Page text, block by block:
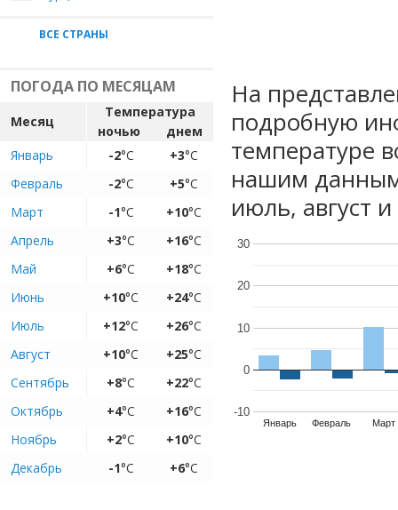
ВСЕ СТРАНЫ
ПОГОДА ПО МЕСЯЦАМ
Месяц
Температура
ночью
днем
Январь
-2°C +3°C
Февраль
-2°C +5°C
Март
-1°C +10°C
Апрель
+3°C +16°C
Май
+6°C +18°C
Июнь
+10°C +24°C
Июль
+12°C +26°C
Август
+10°C +25°C
Сентябрь
+8°C +22°C
Октябрь
+4°C +16°C
Ноябрь
+2°C +10°C
Декабрь
-1°C +6°C
На
подробную
температуре
нашим
июль, август
Январь Февраль Март
-10
0
10
20
30